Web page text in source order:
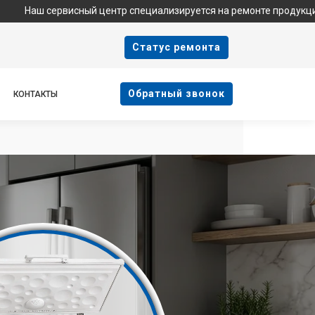
центр специализируется на ремонте продукции Haier
Cтатус ремонта
КОНТАКТЫ Oбратный звонок